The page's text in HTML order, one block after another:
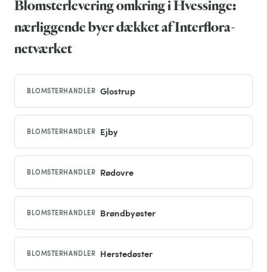
Blomsterlevering omkring i Hvessinge:
nærliggende byer dækket af Interflora-
netværket
BLOMSTERHANDLER Glostrup
BLOMSTERHANDLER Ejby
BLOMSTERHANDLER Rødovre
BLOMSTERHANDLER Brøndbyøster
BLOMSTERHANDLER Herstedøster